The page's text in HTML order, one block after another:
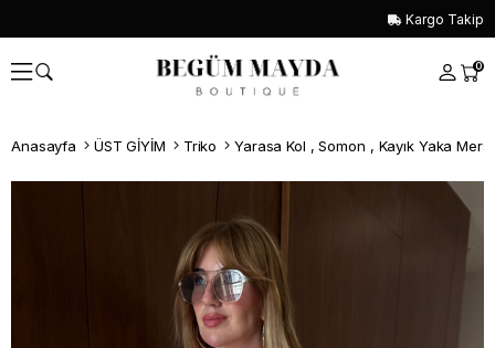
Kargo Takip
0
Anasayfa ÜST GİYİM Triko Yarasa Kol , Somon , Kayık Yaka